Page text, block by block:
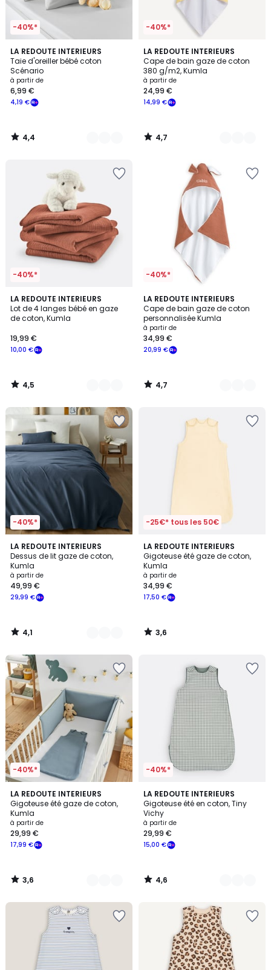
-40%*
LA REDOUTE INTERIEURS
Taie d'oreiller bébé coton
Scénario
à partir de
4,19 €
6,99 €
4,4
/ 5
5
Couleurs
4,4
/
-40%*
LA REDOUTE INTERIEURS
Cape de bain gaze de coton
380 g/m2, Kumla
à partir de
14,99 €
24,99 €
4,7
/ 5
7
Couleurs
4,7
/
-40%*
LA REDOUTE INTERIEURS
Lot de 4 langes bébé en gaze
de coton, Kumla
10,00 €
19,99 €
4,5
/ 5
9
Couleurs
4,5
/
-40%*
LA REDOUTE INTERIEURS
Cape de bain gaze de coton
personnalisée Kumla
à partir de
20,99 €
34,99 €
4,7
/ 5
7
Couleurs
4,7
/
-40%*
LA REDOUTE INTERIEURS
Dessus de lit gaze de coton,
Kumla
à partir de
29,99 €
49,99 €
4,1
/ 5
7
Couleurs
4,1
/
-25€* tous les 50€
LA REDOUTE INTERIEURS
Gigoteuse été gaze de coton,
Kumla
à partir de
17,50 €
34,99 €
3,6
/ 5
3,6
/
-40%*
LA REDOUTE INTERIEURS
Gigoteuse été gaze de coton,
Kumla
à partir de
17,99 €
29,99 €
3,6
/ 5
4
Couleurs
3,6
/
-40%*
LA REDOUTE INTERIEURS
Gigoteuse été en coton, Tiny
Vichy
à partir de
15,00 €
29,99 €
4,6
/ 5
2
Couleurs
4,6
/